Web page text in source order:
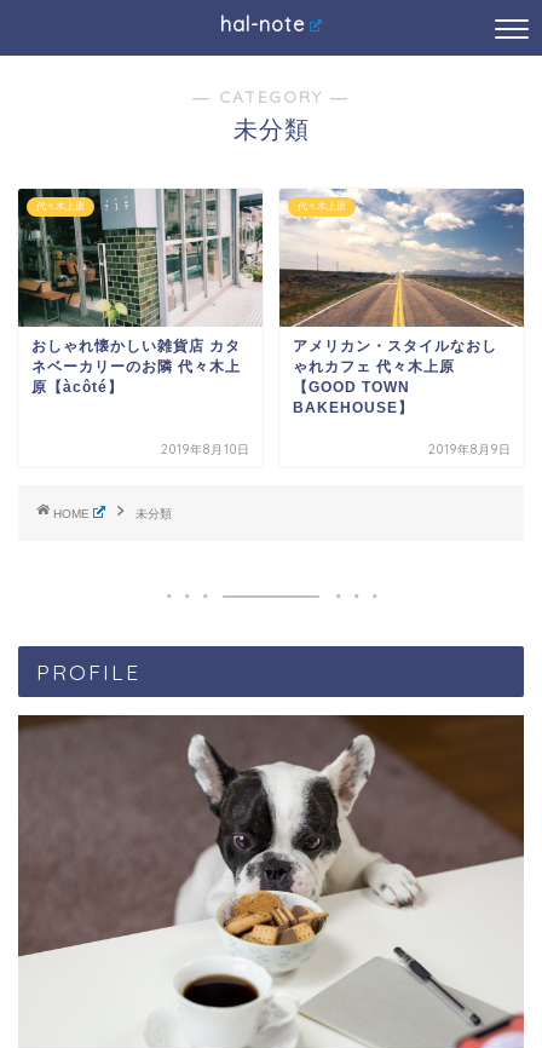
hal-note
― CATEGORY ―
未分類
代々木上原
おしゃれ懐かしい雑貨店 カタ
ネベーカリーのお隣 代々木上
原【àcôté】
2019年8月10日
代々木上原
アメリカン・スタイルなおし
ゃれカフェ 代々木上原
【GOOD TOWN
BAKEHOUSE】
2019年8月9日
HOME 未分類
PROFILE